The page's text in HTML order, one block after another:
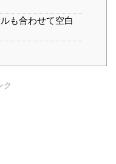
も合わせて空白
ク